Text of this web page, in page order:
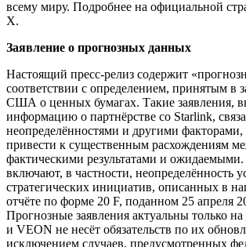
всему миру. Подробнее на официальной
X.
Заявление о прогнозных данных
Настоящий пресс-релиз содержит
соответствии с определением, принятым в
США о ценных бумагах. Такие заявления,
информацию о партнёрстве со Starlink,
неопределённостями и другими факторами,
привести к существенным расхождениям
фактическими результатами и
включают, в частности, неопределённость
стратегических инициатив, описанных в
отчёте по форме 20 F, поданном 25 апреля
Прогнозные заявления актуальны только
и VEON не несёт обязательств по их
исключением случаев, предусмотренных